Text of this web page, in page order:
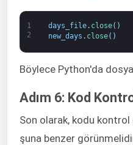
1
2
days_file. close( )
new_days . close( )
Böylece Python'da
Adım 6: Kod
Son olarak, kodu kontrol
şuna benzer